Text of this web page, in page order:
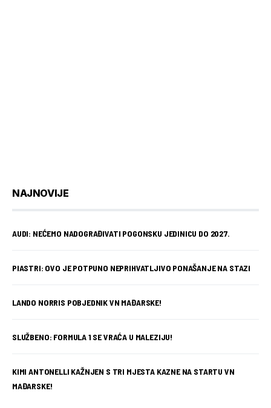
NAJNOVIJE
AUDI: NEĆEMO NADOGRAĐIVATI POGONSKU JEDINICU DO 2027.
PIASTRI: OVO JE POTPUNO NEPRIHVATLJIVO PONAŠANJE NA STAZI
LANDO NORRIS POBJEDNIK VN MAĐARSKE!
SLUŽBENO: FORMULA 1 SE VRAĆA U MALEZIJU!
KIMI ANTONELLI KAŽNJEN S TRI MJESTA KAZNE NA STARTU VN
MAĐARSKE!